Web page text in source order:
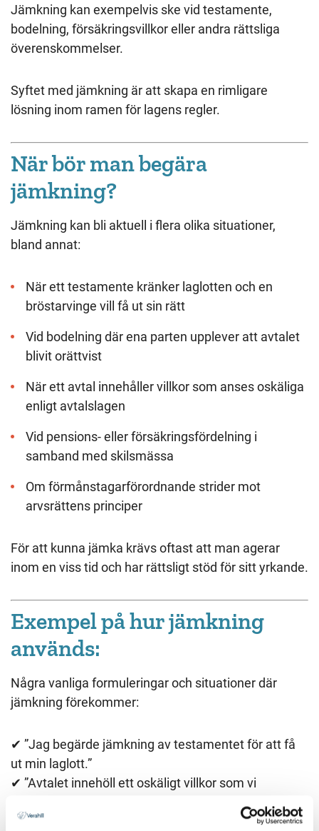
Jämkning kan exempelvis ske vid testamente,
bodelning, försäkringsvillkor eller andra rättsliga
överenskommelser.
Syftet med jämkning är att skapa en rimligare
lösning inom ramen för lagens regler.
När bör man begära
jämkning?
Jämkning kan bli aktuell i flera olika situationer,
bland annat:
När ett testamente kränker laglotten och en
bröstarvinge vill få ut sin rätt
Vid bodelning där ena parten upplever att avtalet
blivit orättvist
När ett avtal innehåller villkor som anses oskäliga
enligt avtalslagen
Vid pensions- eller försäkringsfördelning i
samband med skilsmässa
Om förmånstagarförordnande strider mot
arvsrättens principer
För att kunna jämka krävs oftast att man agerar
inom en viss tid och har rättsligt stöd för sitt yrkande.
Exempel på hur jämkning
används:
Några vanliga formuleringar och situationer där
jämkning förekommer:
✔︎ ”Jag begärde jämkning av testamentet för att få
ut min laglott.”
✔︎ ”Avtalet innehöll ett oskäligt villkor som vi
✔︎ ”Jämkning av bodelningen skedde eftersom